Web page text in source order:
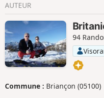
AUTEUR
94
Commune : Briançon (05100)